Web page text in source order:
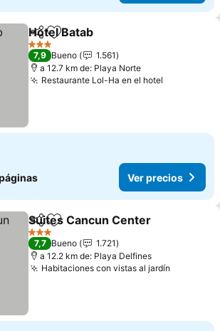
CompartirAgregar a favoritos
Hotel Batab
3 Estrellas
7,9 Bueno
1.561
a 12.7 km de: Playa Norte
Restaurante Lol-Ha en el hotel
Ver precios
CompartirAgregar a favoritos
Suites Cancun Center
3 Estrellas
7,7 Bueno
1.721
a 12.2 km de: Playa Delfines
Habitaciones con vistas al jardín